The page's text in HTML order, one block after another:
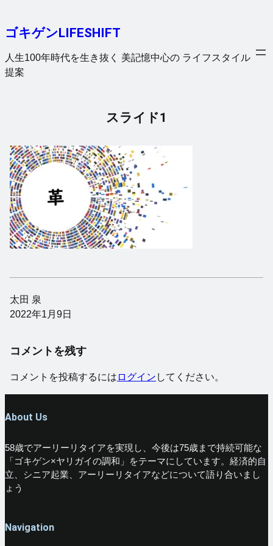
を
ス
キ
ゴキゲンLIFESHIFT
人生100年時代を生き抜く 美記憶中心の ライフスタイル
提案
スライド1
太田 泉
2022年1月9日
コメントを残す
コメントを投稿するには ログイン してください。
About Us
58歳でアーリーリタイアを実現し、今後は75歳まで持続可能な
「ゴキゲン×ヤリガイの調和」をテーマにしています。経済的自
立、シニア起業、アーリーリタイアなどについて語り合いまし
ょう
Navigation